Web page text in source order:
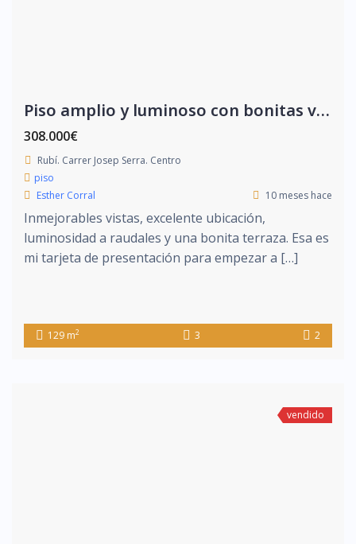
Piso amplio y luminoso con bonitas vistas
308.000€
Rubí. Carrer Josep Serra. Centro
piso
Esther Corral
10 meses hace
Inmejorables vistas, excelente ubicación,
luminosidad a raudales y una bonita terraza. Esa es
mi tarjeta de presentación para empezar a […]
129 m2 3 2
vendido